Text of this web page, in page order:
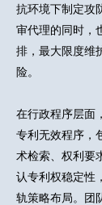
抗环境下制定攻
审代理的同时，
排，最大限度维
险。
在行政程序层面
专利无效程序，
术检索、权利要
认专利权稳定性
轨策略布局。团